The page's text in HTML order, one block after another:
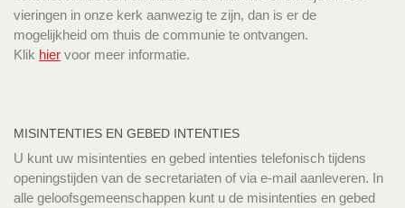
vieringen in onze kerk aanwezig te zijn, dan is er de
mogelijkheid om thuis de communie te ontvangen.
Klik hier voor meer informatie.
MISINTENTIES EN GEBED INTENTIES
U kunt uw misintenties en gebed intenties telefonisch tijdens
openingstijden van de secretariaten of via e-mail aanleveren. In
alle geloofsgemeenschappen kunt u de misintenties en gebed